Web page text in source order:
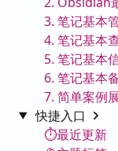
3. 笔记基本
4. 笔记基本
5. 笔记基本
6. 笔记基本
7. 简单案例
快捷入口
⏱️最近更新